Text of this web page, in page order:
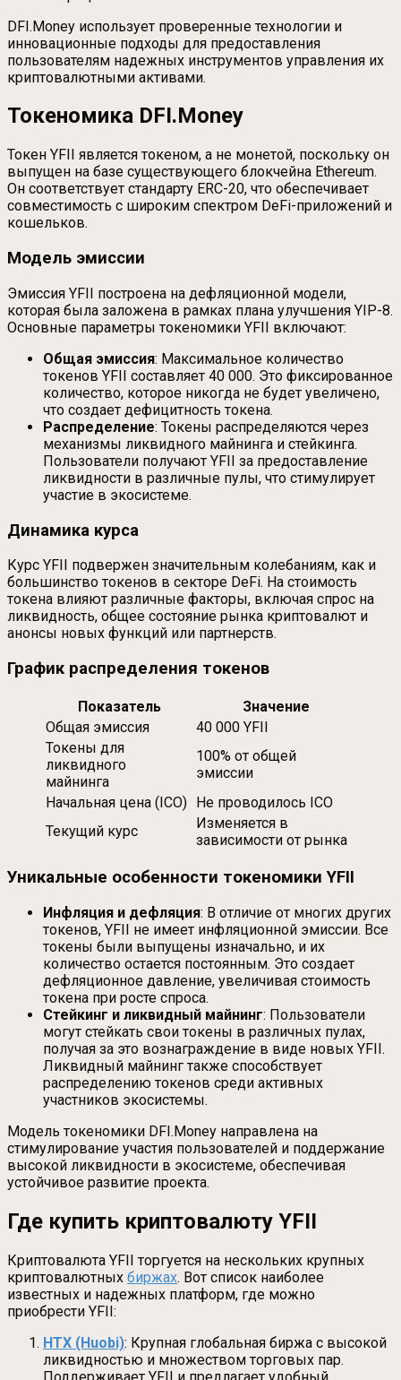
DFI.Money использует проверенные технологии и
инновационные подходы для предоставления
пользователям надежных инструментов управления их
криптовалютными активами.
Токеномика DFI.Money
Токен YFII является токеном, а не монетой, поскольку он
выпущен на базе существующего блокчейна Ethereum.
Он соответствует стандарту ERC-20, что обеспечивает
совместимость с широким спектром DeFi-приложений и
кошельков.
Модель эмиссии
Эмиссия YFII построена на дефляционной модели,
которая была заложена в рамках плана улучшения YIP-8.
Основные параметры токеномики YFII включают:
Общая эмиссия: Максимальное количество
токенов YFII составляет 40 000. Это фиксированное
количество, которое никогда не будет увеличено,
что создает дефицитность токена.
Распределение: Токены распределяются через
механизмы ликвидного майнинга и стейкинга.
Пользователи получают YFII за предоставление
ликвидности в различные пулы, что стимулирует
участие в экосистеме.
Динамика курса
Курс YFII подвержен значительным колебаниям, как и
большинство токенов в секторе DeFi. На стоимость
токена влияют различные факторы, включая спрос на
ликвидность, общее состояние рынка криптовалют и
анонсы новых функций или партнерств.
График распределения токенов
Показатель
Значение
Общая эмиссия
40 000 YFII
Токены для
ликвидного
майнинга
100% от общей
эмиссии
Начальная цена (ICO) Не проводилось ICO
Текущий курс
Изменяется в
зависимости от рынка
Уникальные особенности токеномики YFII
Инфляция и дефляция: В отличие от многих других
токенов, YFII не имеет инфляционной эмиссии. Все
токены были выпущены изначально, и их
количество остается постоянным. Это создает
дефляционное давление, увеличивая стоимость
токена при росте спроса.
Стейкинг и ликвидный майнинг: Пользователи
могут стейкать свои токены в различных пулах,
получая за это вознаграждение в виде новых YFII.
Ликвидный майнинг также способствует
распределению токенов среди активных
участников экосистемы.
Модель токеномики DFI.Money направлена на
стимулирование участия пользователей и поддержание
высокой ликвидности в экосистеме, обеспечивая
устойчивое развитие проекта.
Где купить криптовалюту YFII
Криптовалюта YFII торгуется на нескольких крупных
криптовалютных биржах. Вот список наиболее
известных и надежных платформ, где можно
приобрести YFII:
HTX (Huobi): Крупная глобальная биржа с высокой
ликвидностью и множеством торговых пар.